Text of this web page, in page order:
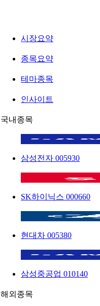
시장요약
종목요약
테마종목
인사이트
국내종목
삼성전자 005930
SK하이닉스 000660
현대차 005380
삼성중공업 010140
해외종목